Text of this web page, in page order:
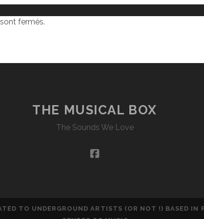
fermés.
THE MUSICAL BOX
The Sounds We Love
facebook
TO UNDERGROUND ARTISTS (OR NOT !) BASED IN